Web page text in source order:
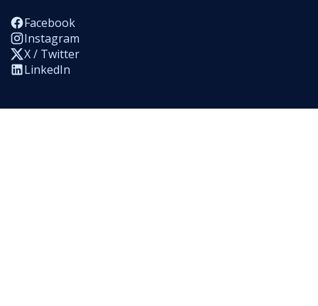
Facebook
Instagram
X / Twitter
LinkedIn